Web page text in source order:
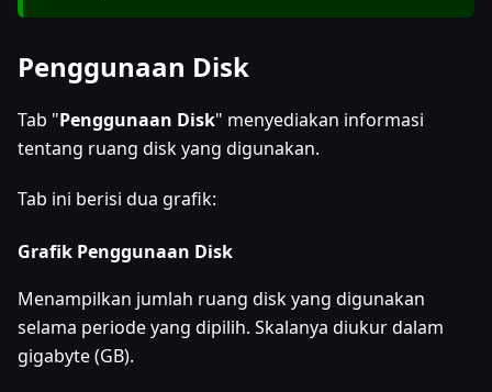
Penggunaan Disk
Tab "Penggunaan Disk" menyediakan informasi
tentang ruang disk yang digunakan.
Tab ini berisi dua grafik:
Grafik Penggunaan Disk
Menampilkan jumlah ruang disk yang digunakan
selama periode yang dipilih. Skalanya diukur dalam
gigabyte (GB).